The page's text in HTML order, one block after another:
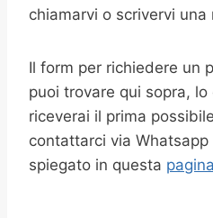
chiamarvi o scrivervi una
Il form per richiedere un
puoi trovare qui sopra, lo
riceverai il prima
contattarci via
spiegato in questa